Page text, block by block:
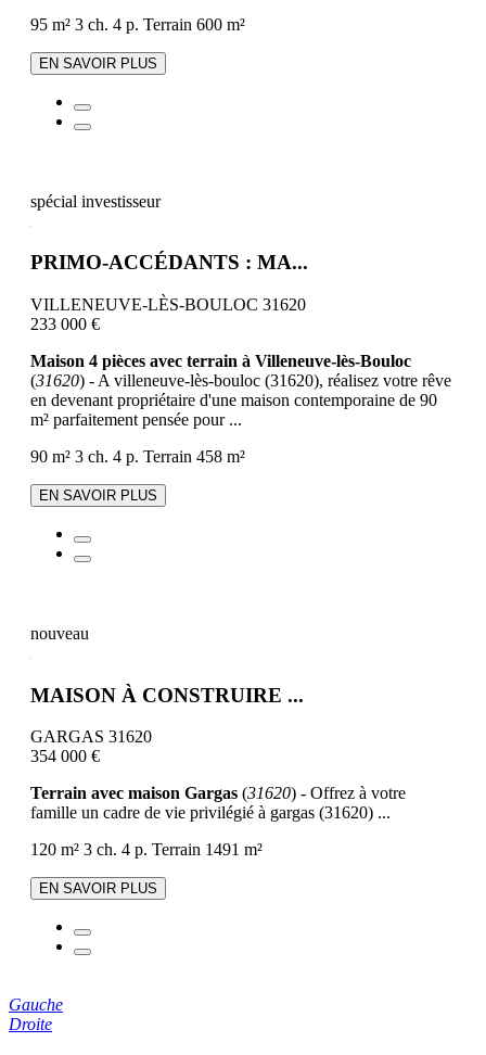
95 m² 3 ch. 4 p. Terrain 600 m²
EN SAVOIR PLUS
spécial investisseur
PRIMO-ACCÉDANTS : MA...
VILLENEUVE-LÈS-BOULOC 31620
233 000 €
Maison 4 pièces avec terrain à Villeneuve-lès-Bouloc
(31620) - A villeneuve-lès-bouloc (31620), réalisez votre rêve
en devenant propriétaire d'une maison contemporaine de 90
m² parfaitement pensée pour ...
90 m² 3 ch. 4 p. Terrain 458 m²
EN SAVOIR PLUS
nouveau
MAISON À CONSTRUIRE ...
GARGAS 31620
354 000 €
Terrain avec maison Gargas (31620) - Offrez à votre
famille un cadre de vie privilégié à gargas (31620) ...
120 m² 3 ch. 4 p. Terrain 1491 m²
EN SAVOIR PLUS
Gauche
Droite